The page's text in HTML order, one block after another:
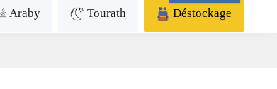
Araby Tourath Déstockage